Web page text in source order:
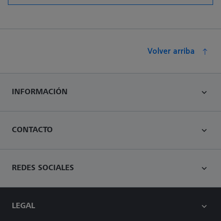
Volver arriba
INFORMACIÓN
CONTACTO
REDES SOCIALES
LEGAL